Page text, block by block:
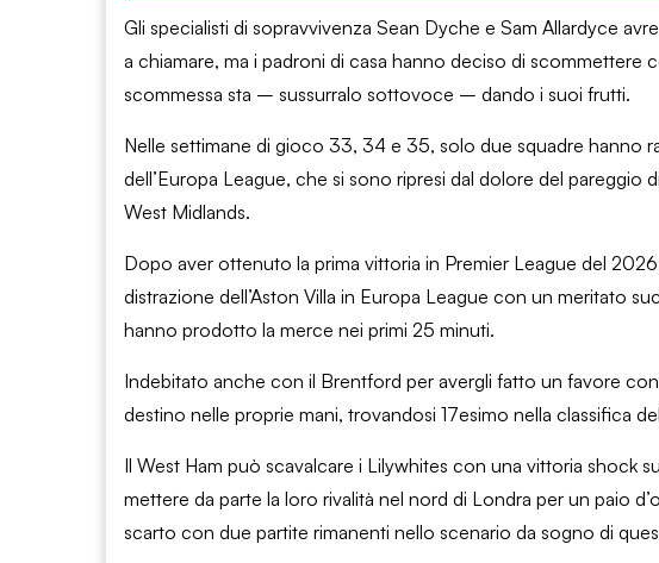
Gli specialisti di sopravvivenza Sean Dyche e Sam Allardyce
a chiamare, ma i padroni di casa hanno deciso di scommettere
scommessa sta – sussurralo sottovoce – dando i suoi frutti.
Nelle settimane di gioco 33, 34 e 35, solo due squadre hanno
dell’Europa League, che si sono ripresi dal dolore del
West Midlands.
Dopo aver ottenuto la prima vittoria in Premier League del
distrazione dell’Aston Villa in Europa League con un meritato
hanno prodotto la merce nei primi 25 minuti.
Indebitato anche con il Brentford per avergli fatto un favore
destino nelle proprie mani, trovandosi 17esimo nella classifica
Il West Ham può scavalcare i Lilywhites con una vittoria shock
mettere da parte la loro rivalità nel nord di Londra per un paio
scarto con due partite rimanenti nello scenario da sogno di